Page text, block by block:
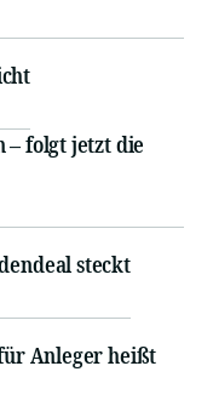
– folgt jetzt die
steckt
Anleger heißt